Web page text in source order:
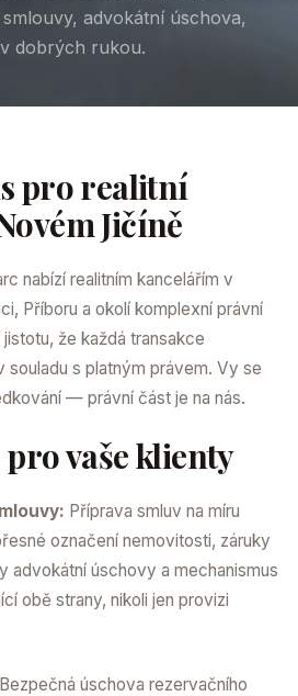
advokátní úschova,
dobrých rukou.
pro realitní
Jičíně
nabízí realitním kancelářím v
Příboru a okolí komplexní právní
že každá transakce
souladu s platným právem. Vy se
— právní část je na nás.
vaše klienty
Příprava smluv na míru
označení nemovitosti, záruky
advokátní úschovy a mechanismus
obě strany, nikoli jen provizi
Bezpečná úschova rezervačního